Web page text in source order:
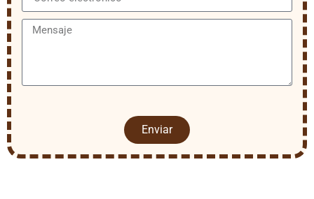
Enviar